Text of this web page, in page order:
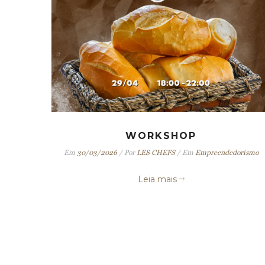
WORKSHOP
Em 30/03/2026/ PorLES CHEFS/ Em Empreendedorismo
Leia mais